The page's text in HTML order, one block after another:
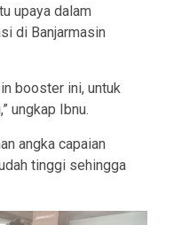
upaya dalam
di Banjarmasin
booster ini, untuk
ungkap Ibnu.
angka capaian
tinggi sehingga